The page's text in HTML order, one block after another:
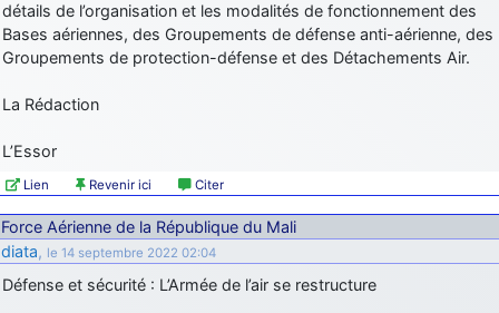
détails de l’organisation et les modalités de fonctionnement des
Bases aériennes, des Groupements de défense anti-aérienne, des
Groupements de protection-défense et des Détachements Air.
La Rédaction
L’Essor
Lien Revenir ici Citer
Force Aérienne de la République du Mali
diata, le 14 septembre 2022 02:04
Défense et sécurité : L’Armée de l’air se restructure